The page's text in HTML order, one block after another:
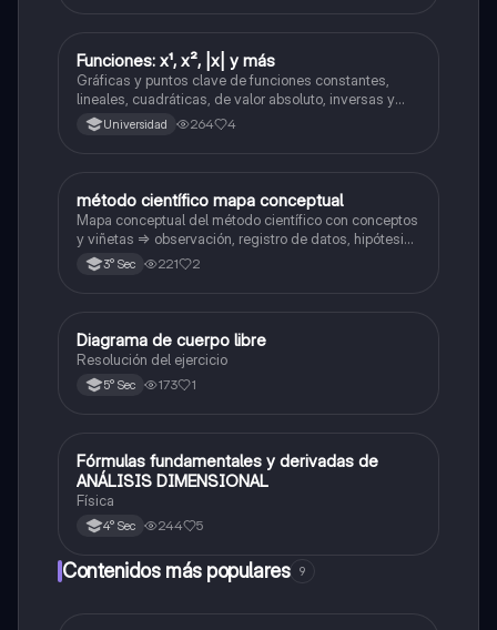
Física
Funciones: x¹, x², |x| y más
Gráficas y puntos clave de funciones constantes,
lineales, cuadráticas, de valor absoluto, inversas y
caso cuadrático no parabólico
Universidad 264 4
Ciencia y Tecnología
método científico mapa conceptual
Mapa conceptual del método científico con conceptos
y viñetas => observación, registro de datos, hipótesis
y experimentación 🔬
3° Sec 221 2
Física
Diagrama de cuerpo libre
Resolución del ejercicio
5° Sec 173 1
Física
Fórmulas fundamentales y derivadas de
ANÁLISIS DIMENSIONAL
Física
4° Sec 244 5
Contenidos más populares 9